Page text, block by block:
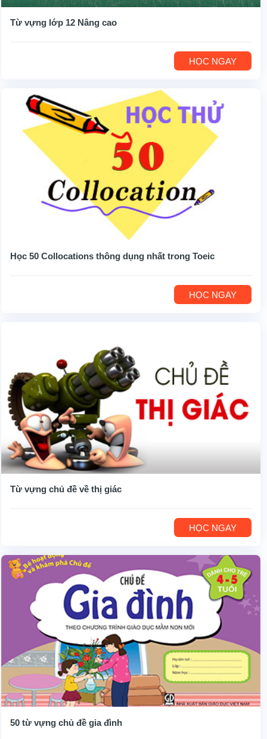
Từ vựng lớp 12 Nâng cao
HỌC NGAY
Học 50 Collocations thông dụng nhất trong Toeic
HỌC NGAY
Từ vựng chủ đề về thị giác
HỌC NGAY
50 từ vựng chủ đề gia đình